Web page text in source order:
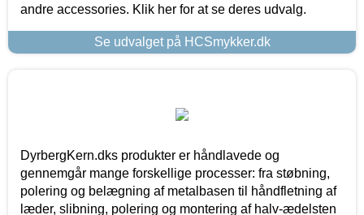
andre accessories. Klik her for at se deres udvalg.
Se udvalget på HCSmykker.dk
DyrbergKern.dks produkter er håndlavede og
gennemgår mange forskellige processer: fra støbning,
polering og belægning af metalbasen til håndfletning af
læder, slibning, polering og montering af halv-ædelsten